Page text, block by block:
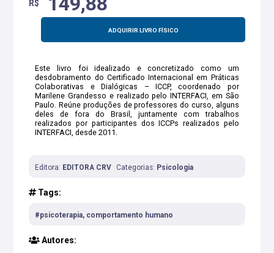
R$
ADQUIRIR LIVRO FÍSICO
Este livro foi idealizado e concretizado como um
desdobramento do Certificado Internacional em Práticas
Colaborativas e Dialógicas – ICCP, coordenado por
Marilene Grandesso e realizado pelo INTERFACI, em São
Paulo. Reúne produções de professores do curso, alguns
deles de fora do Brasil, juntamente com trabalhos
realizados por participantes dos ICCPs realizados pelo
INTERFACI, desde 2011.
Editora: EDITORA CRV Categorias: Psicologia
Tags:
#psicoterapia, comportamento humano
Autores: